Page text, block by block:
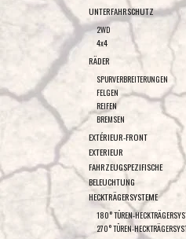
UNTERFAHRSCHUTZ
2WD
4x4
RÄDER
SPURVERBREITERUNGEN
FELGEN
REIFEN
BREMSEN
EXTÉRIEUR-FRONT
EXTERIEUR
FAHRZEUGSPEZIFISCHE
BELEUCHTUNG
HECKTRÄGERSYSTEME
180° TÜREN-
270° TÜREN-